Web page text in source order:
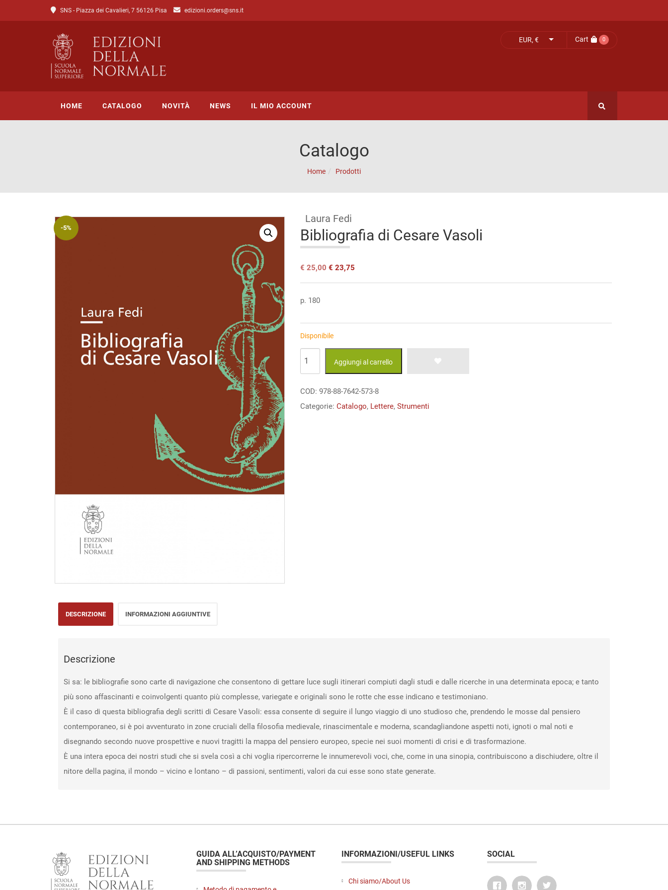
SNS - Piazza dei Cavalieri, 7 56126 Pisa edizioni.orders@sns.it
EUR, € Cart 0
HOME CATALOGO
Catalogo di Scienze
NOVITÀ NEWS IL MIO ACCOUNT
Catalogo
Home Prodotti
-5%
Laura Fedi
Bibliografia di Cesare Vasoli
Il
originale
era:
€ 25,00.
€ 25,00Il
attuale
€ 23,75
p. 180
Disponibile
Aggiungi al carrello
COD: 978-88-7642-573-8
Categorie: Catalogo, Lettere, Strumenti
DESCRIZIONE INFORMAZIONI AGGIUNTIVE
Descrizione
Si sa: le bibliografie sono carte di navigazione che consentono di gettare luce sugli itinerari compiuti dagli studi e dalle ricerche in una determinata epoca; e tanto
più sono affascinanti e coinvolgenti quanto più complesse, variegate e originali sono le rotte che esse indicano e testimoniano.
È il caso di questa bibliografia degli scritti di Cesare Vasoli: essa consente di seguire il lungo viaggio di uno studioso che, prendendo le mosse dal pensiero
contemporaneo, si è poi avventurato in zone cruciali della filosofia medievale, rinascimentale e moderna, scandagliandone aspetti noti, ignoti o mal noti e
disegnando secondo nuove prospettive e nuovi tragitti la mappa del pensiero europeo, specie nei suoi momenti di crisi e di trasformazione.
È una intera epoca dei nostri studi che si svela così a chi voglia ripercorrerne le innumerevoli voci, che, come in una sinopia, contribuiscono a dischiudere, oltre il
nitore della pagina, il mondo – vicino e lontano – di passioni, sentimenti, valori da cui esse sono state generate.
GUIDA ALL’ACQUISTO/PAYMENT
AND SHIPPING METHODS
INFORMAZIONI/USEFUL LINKS
Chi siamo/About Us
SOCIAL